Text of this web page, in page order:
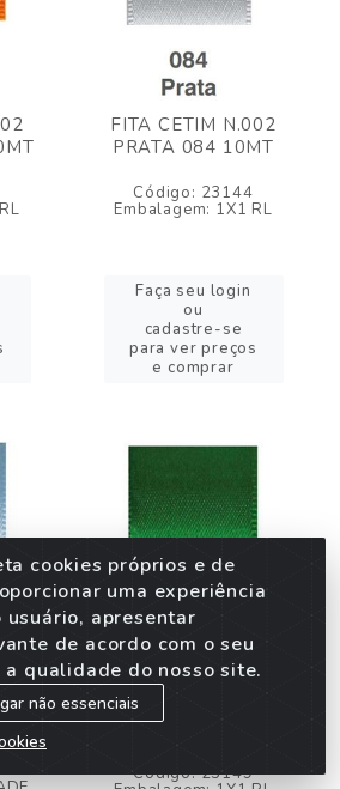
FITA CETIM N.002
PRATA 084 10MT
Código: 23144
Embalagem: 1X1 RL
Faça seu login
ou
cadastre-se
para ver preços
e comprar
FITA CETIM N.002
VERDE BANDEIRA 217
Código: 23149
cookies próprios e de
uma experiência
usuário, apresentar
de acordo com o seu
qualidade do nosso site.
não essenciais